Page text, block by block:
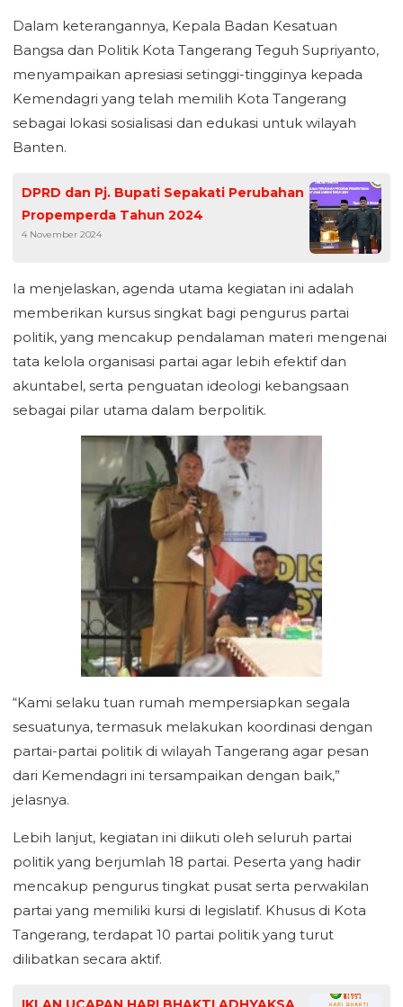
Dalam keterangannya, Kepala Badan Kesatuan
Bangsa dan Politik Kota Tangerang Teguh Supriyanto,
menyampaikan apresiasi setinggi-tingginya kepada
Kemendagri yang telah memilih Kota Tangerang
sebagai lokasi sosialisasi dan edukasi untuk wilayah
Banten.
DPRD dan Pj. Bupati Sepakati Perubahan
Propemperda Tahun 2024
4 November 2024
Ia menjelaskan, agenda utama kegiatan ini adalah
memberikan kursus singkat bagi pengurus partai
politik, yang mencakup pendalaman materi mengenai
tata kelola organisasi partai agar lebih efektif dan
akuntabel, serta penguatan ideologi kebangsaan
sebagai pilar utama dalam berpolitik.
“Kami selaku tuan rumah mempersiapkan segala
sesuatunya, termasuk melakukan koordinasi dengan
partai-partai politik di wilayah Tangerang agar pesan
dari Kemendagri ini tersampaikan dengan baik,”
jelasnya.
Lebih lanjut, kegiatan ini diikuti oleh seluruh partai
politik yang berjumlah 18 partai. Peserta yang hadir
mencakup pengurus tingkat pusat serta perwakilan
partai yang memiliki kursi di legislatif. Khusus di Kota
Tangerang, terdapat 10 partai politik yang turut
dilibatkan secara aktif.